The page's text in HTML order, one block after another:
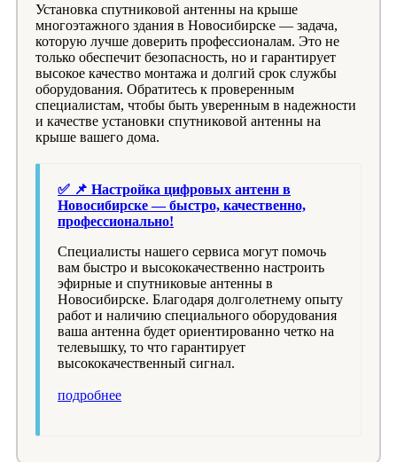
Установка спутниковой антенны на крыше
многоэтажного здания в Новосибирске — задача,
которую лучше доверить профессионалам. Это не
только обеспечит безопасность, но и гарантирует
высокое качество монтажа и долгий срок службы
оборудования. Обратитесь к проверенным
специалистам, чтобы быть уверенным в надежности
и качестве установки спутниковой антенны на
крыше вашего дома.
✅ 📌 Настройка цифровых антенн в
Новосибирске — быстро, качественно,
профессионально!
Специалисты нашего сервиса могут помочь
вам быстро и высококачественно настроить
эфирные и спутниковые антенны в
Новосибирске. Благодаря долголетнему опыту
работ и наличию специального оборудования
ваша антенна будет ориентированно четко на
телевышку, то что гарантирует
высококачественный сигнал.
подробнее